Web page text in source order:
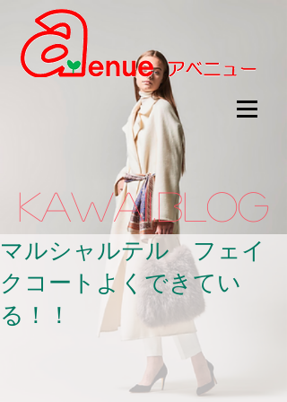
kawaii.BLOG
マルシャルテル フェイ
クコートよくできてい
る！！